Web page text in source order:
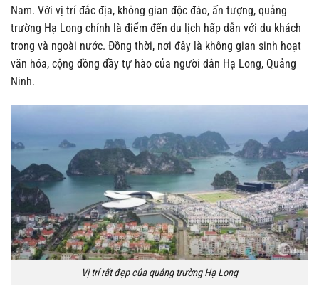
Nam. Với vị trí đắc địa, không gian độc đáo, ấn tượng, quảng
trường Hạ Long chính là điểm đến du lịch hấp dẫn với du khách
trong và ngoài nước. Đồng thời, nơi đây là không gian sinh hoạt
văn hóa, cộng đồng đầy tự hào của người dân Hạ Long, Quảng
Ninh.
Vị trí rất đẹp của quảng trường Hạ Long